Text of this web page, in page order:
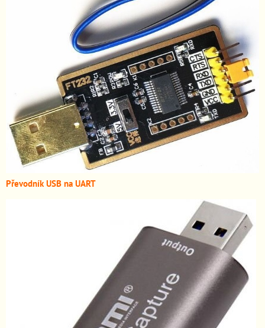
Převodník USB na UART